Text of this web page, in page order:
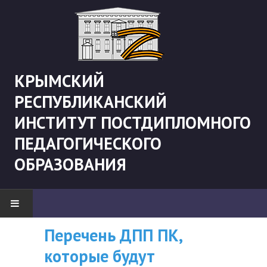
КРЫМСКИЙ
РЕСПУБЛИКАНСКИЙ
ИНСТИТУТ ПОСТДИПЛОМНОГО
ПЕДАГОГИЧЕСКОГО
ОБРАЗОВАНИЯ
НОВОСТИ
"Боевая" русистика
ВНИМАНИЮ
СЛУШАТЕЛЕЙ, У
Перечень ДПП ПК,
которые будут